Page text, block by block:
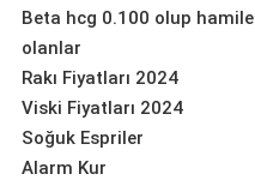
Beta hcg 0.100 olup hamile
olanlar
Rakı Fiyatları 2024
Viski Fiyatları 2024
Soğuk Espriler
Alarm Kur